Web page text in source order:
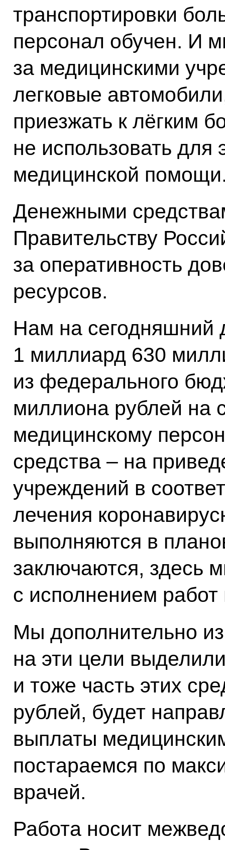
транспортировки
персонал обучен. И
за медицинскими
легковые
приезжать к лёгким
не использовать
медицинской
Денежными
Правительству
за оперативность
ресурсов.
Нам на сегодняшний
1 миллиард 630
из федерального
миллиона рублей на
медицинскому
средства – на
учреждений в
лечения
выполняются в
заключаются, здесь
с исполнением
Мы дополнительно
на эти цели
и тоже часть этих
рублей, будет
выплаты
постараемся по
врачей.
Работа носит